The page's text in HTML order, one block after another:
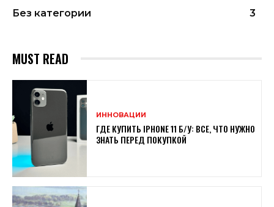
Без категории
3
MUST READ
ИННОВАЦИИ
ГДЕ КУПИТЬ IPHONE 11 Б/У: ВСЕ, ЧТО НУЖНО
ЗНАТЬ ПЕРЕД ПОКУПКОЙ